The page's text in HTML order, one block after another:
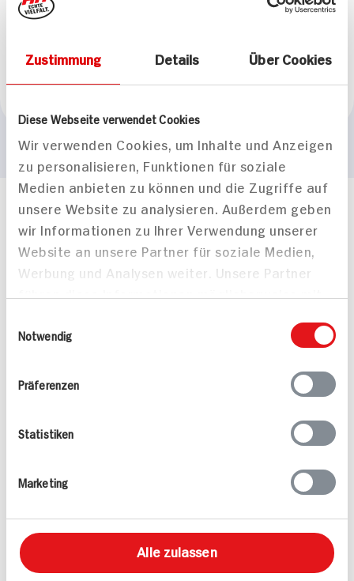
Zustimmung Details Über Cookies
Diese Webseite verwendet Cookies
Wir verwenden Cookies, um Inhalte und Anzeigen
zu personalisieren, Funktionen für soziale
Medien anbieten zu können und die Zugriffe auf
unsere Website zu analysieren. Außerdem geben
wir Informationen zu Ihrer Verwendung unserer
Website an unsere Partner für soziale Medien,
Werbung und Analysen weiter. Unsere Partner
bereitgestellt haben oder die sie im Rahmen
Notwendig
Präferenzen
Statistiken
Marketing
Alle zulassen
Marke
Häufig gestellte Fragen
Mehr Informationen in unserem FAQ
kontakt
hit.de
Wir beantworten gerne Ihre Fragen
Folgen Sie uns auf TikTok
Marktfinder